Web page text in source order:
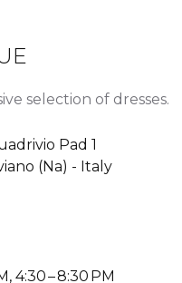
selection of dresses.
Pad 1
(Na) - Italy
4:30 – 8:30 PM